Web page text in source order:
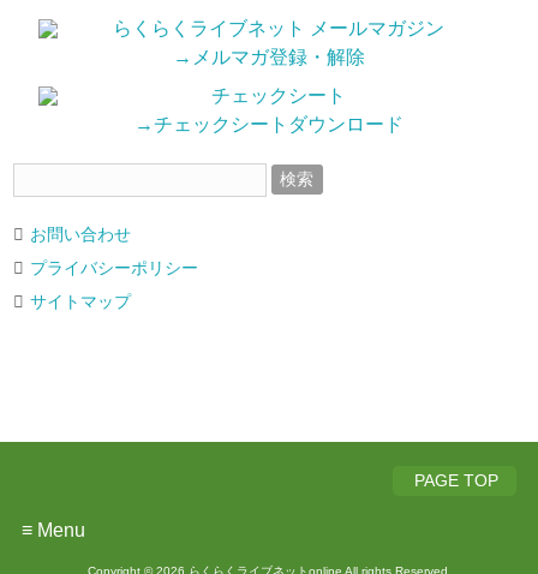
→メルマガ登録・解除
→チェックシートダウンロード
お問い合わせ
プライバシーポリシー
サイトマップ
PAGE TOP
≡ Menu
Copyright © 2026 らくらくライブネットonline All rights Reserved.